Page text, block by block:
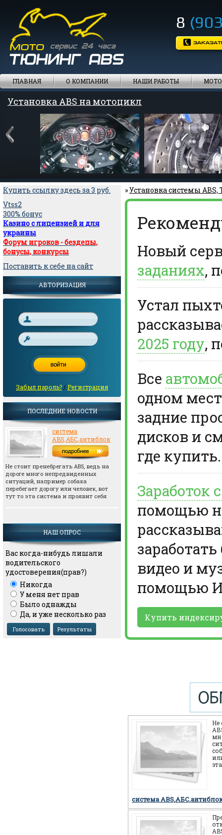
8
ГЛАВНАЯ О КОМПАНИИ НАШИ РАБОТЫ
Установка ABS на мотоцикл
Купить ссылку здесь за3 руб.
Vtss2
300% бонус
Казино с лицензией и для
украины
Форум игроков - бездепы,
бонусы, конкурсы
Поставить к себе на сайт
АВТОРИЗАЦИЯ
Забыл пароль? /Регистрация
ПОСЛЕДНИЕ НОВОСТИ
система
ABS,АБС,антиблок
Не стоит пренебрегать АВS, ведь на
дороге много непредвиденных
ситуаций, например собака
перебегает дорогу или человек, вот
тут то эта система и проявит себя
НАШ ОПРОС
Вас когда-нибудь лишали
водительского
удостоверения(прав?)
Никогда
У меня нет прав
Было однажды
Да, и уже несколько раз
»Установка системы
Новый
заданиях,
Устал
2025 году,
Все
одном
задние
дисков и
где купить.
помощью
видео и
помощью
Купить
Не
система